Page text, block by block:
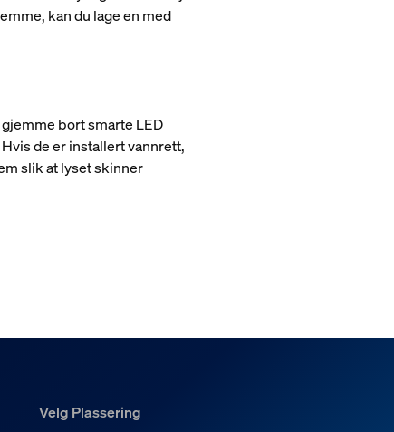
kan du lage en med
bort smarte LED
de er installert vannrett,
slik at lyset skinner
Velg Plassering